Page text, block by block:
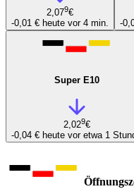
2,079€
-0,01 € heute vor 4 min.
-
Super E10
2,029€
-0,04 € heute vor etwa 1